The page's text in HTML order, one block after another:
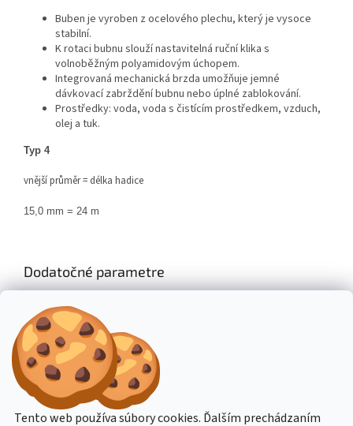
Tento web používa súbory cookies. Ďalším prechádzaním
Buben je vyroben z ocelového plechu, který je vysoce
stabilní.
K rotaci bubnu slouží nastavitelná ruční klika s
volnoběžným polyamidovým úchopem.
Integrovaná mechanická brzda umožňuje jemné
dávkovací zabrždění bubnu nebo úplné zablokování.
Prostředky: voda, voda s čistícím prostředkem, vzduch,
olej a tuk.
Typ 4
vnější průměr = délka hadice
15,0 mm = 24 m
Dodatočné parametre
Hmotnosť
10 kg
Výrobce: Kränzle
Stavba stroje CZ